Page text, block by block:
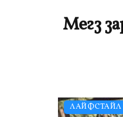
ЛАЙФСТАЙЛ
Мегз